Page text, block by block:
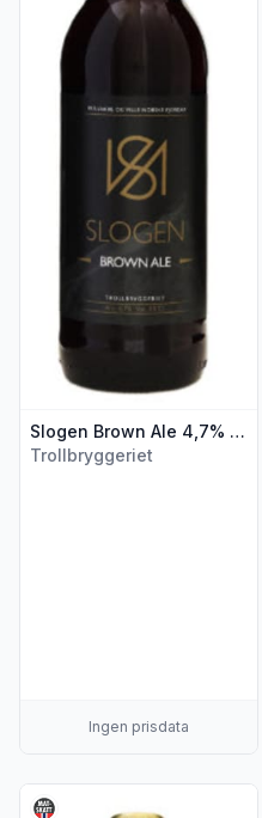
Slogen Brown Ale 4,7% 0,5l flaske
Trollbryggeriet
Ingen prisdata
Vis flere detaljer for